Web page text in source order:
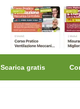
Scarica gratis